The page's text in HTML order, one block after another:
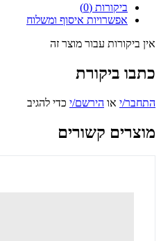
ביקורות (0)
אפשרויות איסוף ומשלוח
אין ביקורות עבור מוצר זה
כתבו ביקורת
התחבר/י או הירשם/י כדי להגיב
מוצרים קשורים